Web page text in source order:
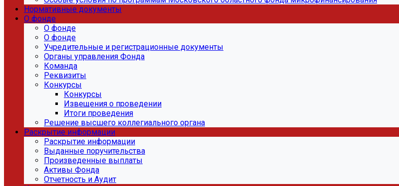
Нормативные документы
О фонде
О фонде
О фонде
Учредительные и регистрационные документы
Органы управления Фонда
Команда
Реквизиты
Конкурсы
Конкурсы
Извещения о проведении
Итоги проведения
Решение высшего коллегиального органа
Раскрытие информации
Раскрытие информации
Выданные поручительства
Произведенные выплаты
Активы Фонда
Отчетность и Аудит